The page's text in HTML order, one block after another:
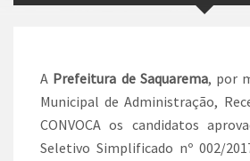
A Prefeitura de Saquarema, por
Municipal de Administração,
CONVOCA os candidatos
Seletivo Simplificado nº 002/